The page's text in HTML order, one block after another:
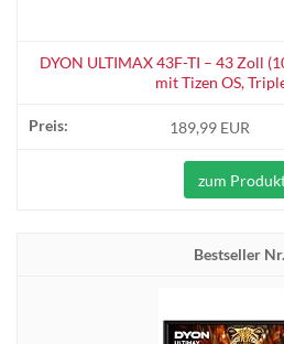
DYON ULTIMAX 43F-TI – 43 Zoll
mit Tizen OS,
189,99 EUR
zum